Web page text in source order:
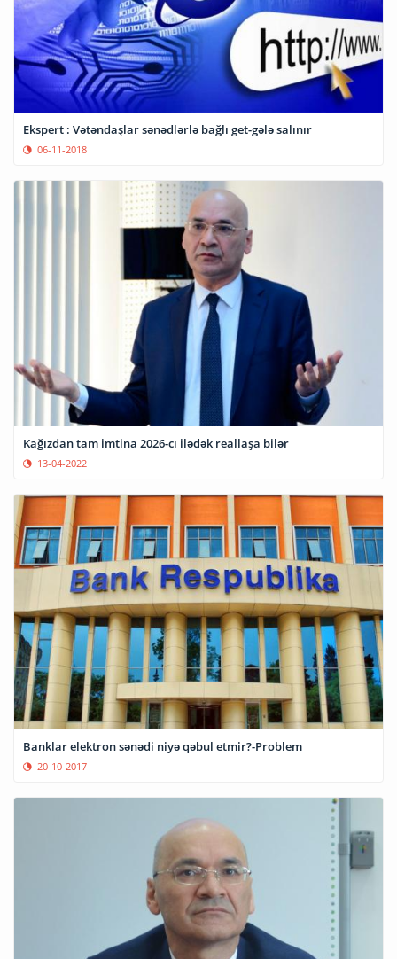
Ekspert : Vətəndaşlar sənədlərlə bağlı get-gələ salınır
06-11-2018
Kağızdan tam imtina 2026-cı ilədək reallaşa bilər
13-04-2022
Banklar elektron sənədi niyə qəbul etmir?-Problem
20-10-2017